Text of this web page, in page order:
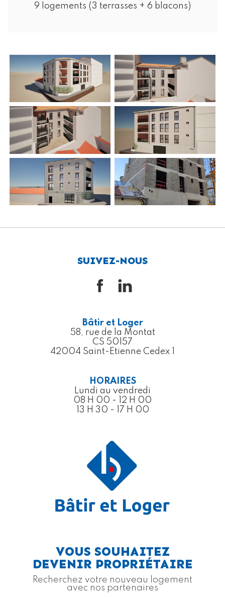
9 logements (3 terrasses + 6 blacons)
SUIVEZ-NOUS
Bâtir et Loger
58, rue de la Montat
CS 50157
42004 Saint-Etienne Cedex 1
HORAIRES
Lundi au vendredi
08 H 00 - 12 H 00
13 H 30 - 17 H 00
VOUS SOUHAITEZ
DEVENIR PROPRIÉTAIRE
Recherchez votre nouveau logement
avec nos partenaires